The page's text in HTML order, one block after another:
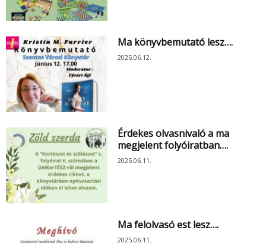
Ma könyvbemutató lesz….
2025.06.12.
Érdekes olvasnivaló a ma
megjelent folyóiratban….
2025.06.11.
Ma felolvasó est lesz….
2025.06.11.